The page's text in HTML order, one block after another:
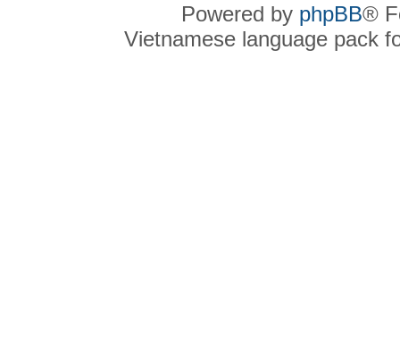
Powered by phpBB®
Vietnamese language pack